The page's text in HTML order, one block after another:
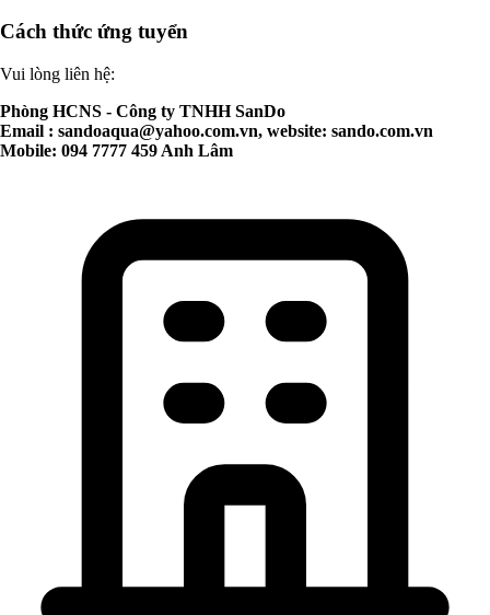
Cách thức ứng tuyển
Vui lòng liên hệ:
Phòng HCNS - Công ty TNHH SanDo
Email : sandoaqua@yahoo.com.vn, website: sando.com.vn
Mobile: 094 7777 459 Anh Lâm